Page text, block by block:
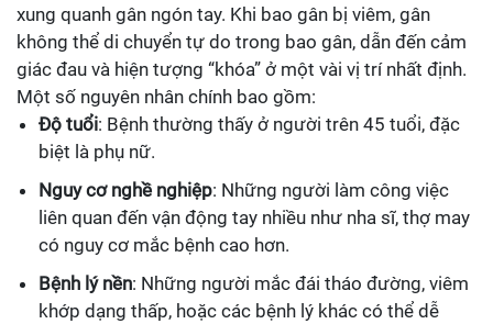
xung quanh gân ngón tay. Khi bao gân bị viêm, gân
không thể di chuyển tự do trong bao gân, dẫn đến cảm
giác đau và hiện tượng “khóa” ở một vài vị trí nhất định.
Một số nguyên nhân chính bao gồm:
Độ tuổi: Bệnh thường thấy ở người trên 45 tuổi, đặc
biệt là phụ nữ.
Nguy cơ nghề nghiệp: Những người làm công việc
liên quan đến vận động tay nhiều như nha sĩ, thợ may
có nguy cơ mắc bệnh cao hơn.
Bệnh lý nền: Những người mắc đái tháo đường, viêm
khớp dạng thấp, hoặc các bệnh lý khác có thể dễ